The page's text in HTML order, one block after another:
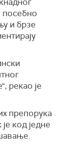
посебно
и брзе
рекао је
препорука
код једне